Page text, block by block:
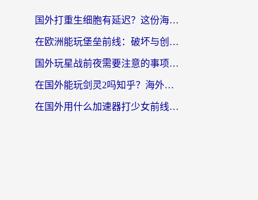
国外打重生细胞有延迟？这份海外畅玩国服游戏加速器终极指南请收好
在欧洲能玩堡垒前线：破坏与创造吗？海外党国服游戏不卡顿的秘密
国外玩星战前夜需要注意的事项：一份来自老玩家的网络生存指南
在国外能玩剑灵2吗知乎？海外党亲测有效的国服游戏加速指南
在国外用什么加速器打少女前线：云图计划不卡？一个老玩家的掏心分享